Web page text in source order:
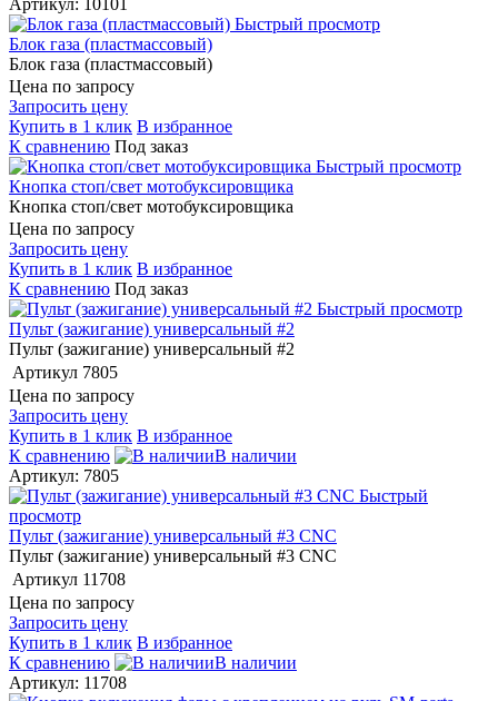
Быстрый просмотр
Блок газа (пластмассовый)
Блок газа (пластмассовый)
Цена по запросу
Запросить цену
Купить в 1 клик В избранное
К сравнению Под заказ
Быстрый просмотр
Кнопка стоп/свет мотобуксировщика
Кнопка стоп/свет мотобуксировщика
Цена по запросу
Запросить цену
Купить в 1 клик В избранное
К сравнению Под заказ
Быстрый просмотр
Пульт (зажигание) универсальный #2
Пульт (зажигание) универсальный #2
Артикул 7805
Цена по запросу
Запросить цену
Купить в 1 клик В избранное
К сравнению
В наличии
Артикул: 7805
Быстрый
просмотр
Пульт (зажигание) универсальный #3 CNC
Пульт (зажигание) универсальный #3 CNC
Артикул 11708
Цена по запросу
Запросить цену
Купить в 1 клик В избранное
К сравнению
В наличии
Артикул: 11708